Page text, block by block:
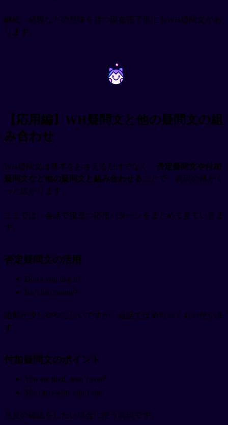
継続・経験などの意味を持つ現在完了形にもWH疑問文があ
ります。
~ ~
【応用編】WH疑問文と他の疑問文の組
み合わせ
WH疑問文は基本をおさえるだけでなく、 否定疑問文や付加
疑問文など他の疑問文と組み合わせる ことで、表現の幅がぐ
っと広がります。
ここでは、会話で役立つ応用パターンをまとめて見ていきま
す。
否定疑問文の活用
Don’t you like it?
Isn’t he coming?
語順が少しややこしいですが、会話ではめちゃくちゃ使いま
す。
付加疑問文のポイント
You are tired, aren’t you?
She can swim, can’t she?
意見の確認をしたい場合に使う表現です。